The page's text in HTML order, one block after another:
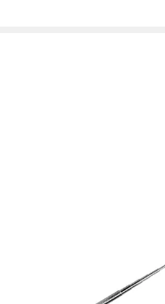
VIOLA 2 C IR Tragbares Internet-